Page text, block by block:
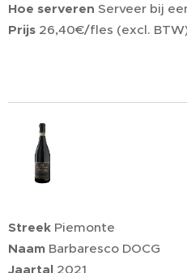
Hoe serveren Serveer bij
Prijs 26,40€/fles (excl.
Streek Piemonte
Naam Barbaresco DOCG
Jaartal 2021